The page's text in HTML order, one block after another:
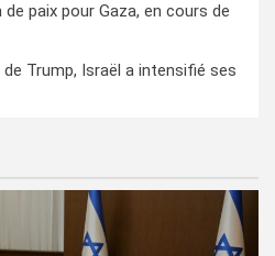
paix pour Gaza, en cours de
Trump, Israël a intensifié ses